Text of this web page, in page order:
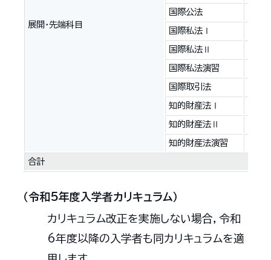
展開・先端科目
国際公法
国際私法Ⅰ
国際私法Ⅱ
国際私法演習
国際取引法
知的財産法Ⅰ
知的財産法Ⅱ
知的財産法演習
合計
（令和5年度入学者カリキュラム）
カリキュラム改正を実施しない場合，令和
6年度以降の入学者も同カリキュラムを適